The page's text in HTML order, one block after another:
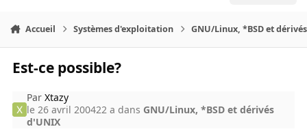
Accueil Systèmes d'exploitation GNU/Linux, *BSD et
Est-ce possible?
ParXtazy
le 26 avril 200422 a dans GNU/Linux, *BSD et dérivés
d'UNIX